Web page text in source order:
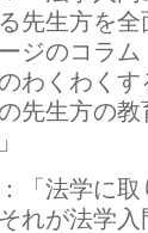
先生方を
ジのコラ
わくわく
先生方の
「法学に
れが法学